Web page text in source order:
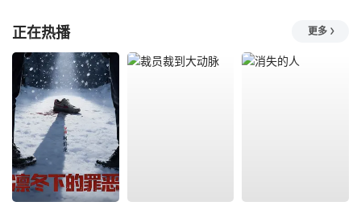
正在热播 更多